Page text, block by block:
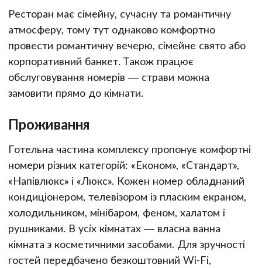
Ресторан має сімейну, сучасну та романтичну
атмосферу, тому тут однаково комфортно
провести романтичну вечерю, сімейне свято або
корпоративний банкет. Також працює
обслуговування номерів — страви можна
замовити прямо до кімнати.
Проживання
Готельна частина комплексу пропонує комфортні
номери різних категорій: «Економ», «Стандарт»,
«Напівлюкс» і «Люкс». Кожен номер обладнаний
кондиціонером, телевізором із пласким екраном,
холодильником, мінібаром, феном, халатом і
рушниками. В усіх кімнатах — власна ванна
кімната з косметичними засобами. Для зручності
гостей передбачено безкоштовний Wi-Fi,